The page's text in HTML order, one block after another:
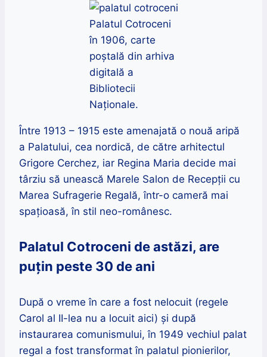
Palatul Cotroceni
în 1906, carte
poștală din arhiva
digitală a
Bibliotecii
Naționale.
Între 1913 – 1915 este amenajată o nouă aripă
a Palatului, cea nordică, de către arhitectul
Grigore Cerchez, iar Regina Maria decide mai
târziu să unească Marele Salon de Recepţii cu
Marea Sufragerie Regală, într-o cameră mai
spațioasă, în stil neo-românesc.
Palatul Cotroceni de astăzi, are
puțin peste 30 de ani
După o vreme în care a fost nelocuit (regele
Carol al II-lea nu a locuit aici) și după
instaurarea comunismului, în 1949 vechiul palat
regal a fost transformat în palatul pionierilor,